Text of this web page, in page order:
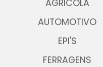
AGRICOLA
AUTOMOTIVO
EPI'S
FERRAGENS